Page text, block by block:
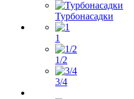
Турбонасадки
1
1/2
3/4